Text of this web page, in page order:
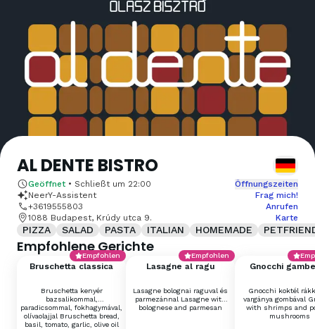
AL DENTE BISTRO
Geöffnet• Schließt um 22:00
Öffnungszeiten
NeerY-Assistent
Frag mich!
+3619555803
Anrufen
1088 Budapest, Krúdy utca 9.
Karte
PIZZA SALAD PASTA ITALIAN HOMEMADE
Empfohlene Gerichte
Empfohlen
Bruschetta classica
Bruschetta kenyér
bazsalikommal,
paradicsommal, fokhagymával,
olívaolajjal Bruschetta bread,
basil, tomato, garlic, olive oil
Empfohlen
Lasagne al ragu
Lasagne bolognai raguval és
parmezánnal Lasagne with
bolognese and parmesan
Gnocchi
Gnocchi koktél
vargánya gombával
with shrimps and
mushrooms